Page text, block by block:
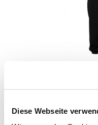
Diese Webseite
BY014 Build Your
Branding Elastische Bündchen am Saum Taillenbund mit runden